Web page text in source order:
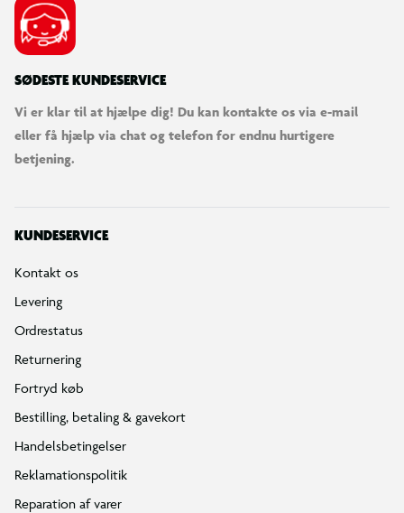
SØDESTE KUNDESERVICE
Vi er klar til at hjælpe dig! Du kan kontakte os via e-mail
eller få hjælp via chat og telefon for endnu hurtigere
betjening.
KUNDESERVICE
Kontakt os
Levering
Ordrestatus
Returnering
Fortryd køb
Bestilling, betaling & gavekort
Handelsbetingelser
Reklamationspolitik
Reparation af varer